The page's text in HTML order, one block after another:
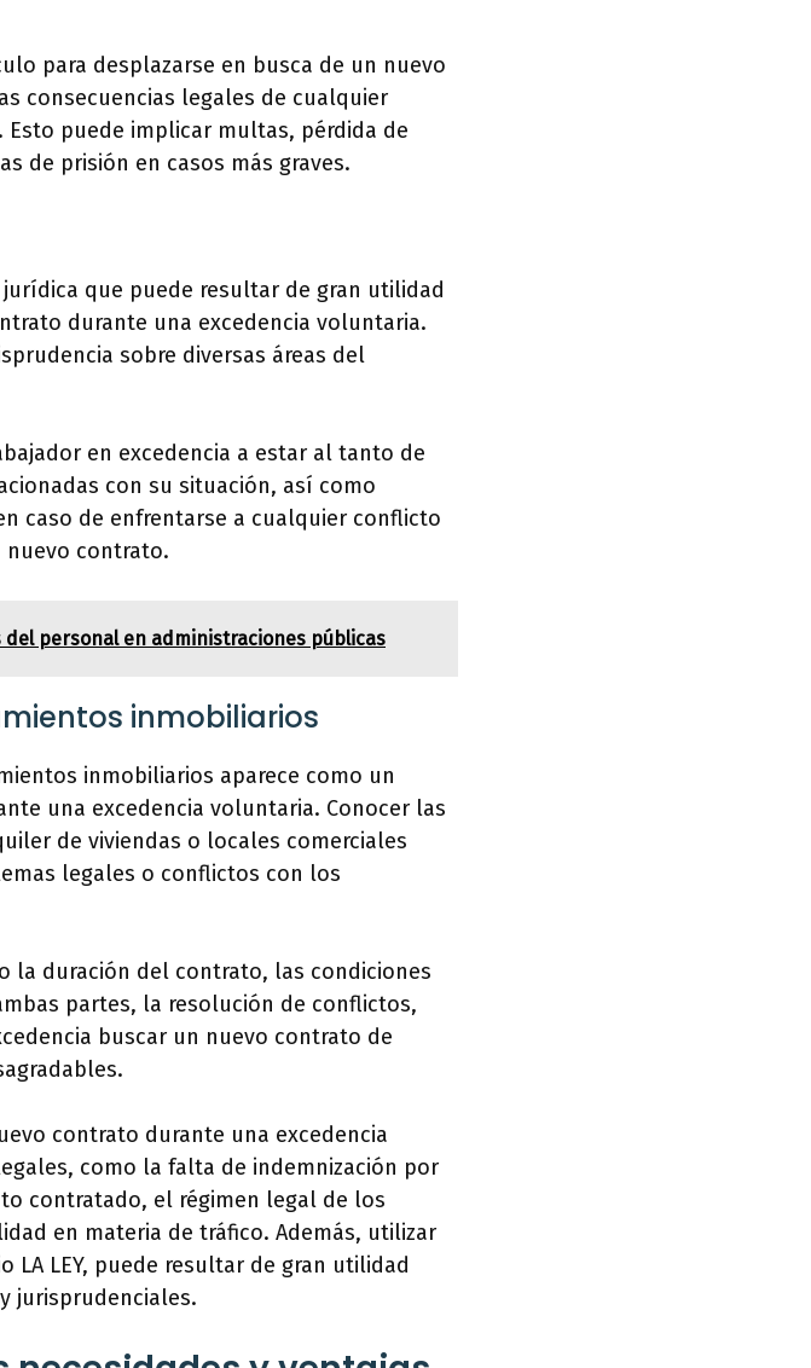
para desplazarse en busca de un nuevo
consecuencias legales de cualquier
puede implicar multas, pérdida de
de prisión en casos más graves.
que puede resultar de gran utilidad
durante una excedencia voluntaria.
sobre diversas áreas del
en excedencia a estar al tanto de
con su situación, así como
caso de enfrentarse a cualquier conflicto
contrato.
personal en administraciones públicas
inmobiliarios
inmobiliarios aparece como un
una excedencia voluntaria. Conocer las
de viviendas o locales comerciales
legales o conflictos con los
la duración del contrato, las condiciones
partes, la resolución de conflictos,
buscar un nuevo contrato de
contrato durante una excedencia
como la falta de indemnización por
contratado, el régimen legal de los
en materia de tráfico. Además, utilizar
LEY, puede resultar de gran utilidad
jurisprudenciales.